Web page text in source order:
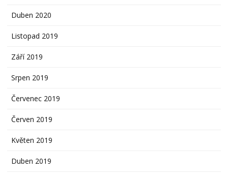
Duben 2020
Listopad 2019
Září 2019
Srpen 2019
Červenec 2019
Červen 2019
Květen 2019
Duben 2019